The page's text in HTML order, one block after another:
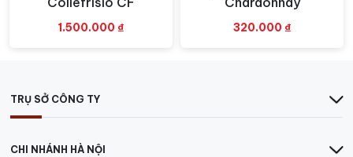
1.500.000 ₫ 320.000 ₫
TRỤ SỞ CÔNG TY
CHI NHÁNH HÀ NỘI